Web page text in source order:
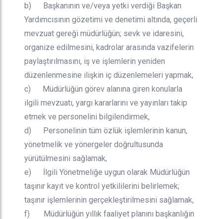
b) Başkanının ve/veya yetki verdiği Başkan
Yardımcısının gözetimi ve denetimi altında, geçerli
mevzuat gereği müdürlüğün; sevk ve idaresini,
organize edilmesini, kadrolar arasında vazifelerin
paylaştırılmasını, iş ve işlemlerin yeniden
düzenlenmesine ilişkin iç düzenlemeleri yapmak,
c) Müdürlüğün görev alanına giren konularla
ilgili mevzuatı, yargı kararlarını ve yayınları takip
etmek ve personelini bilgilendirmek,
d) Personelinin tüm özlük işlemlerinin kanun,
yönetmelik ve yönergeler doğrultusunda
yürütülmesini sağlamak,
e) İlgili Yönetmeliğe uygun olarak Müdürlüğün
taşınır kayıt ve kontrol yetkililerini belirlemek;
taşınır işlemlerinin gerçekleştirilmesini sağlamak,
f) Müdürlüğün yıllık faaliyet planını başkanlığın